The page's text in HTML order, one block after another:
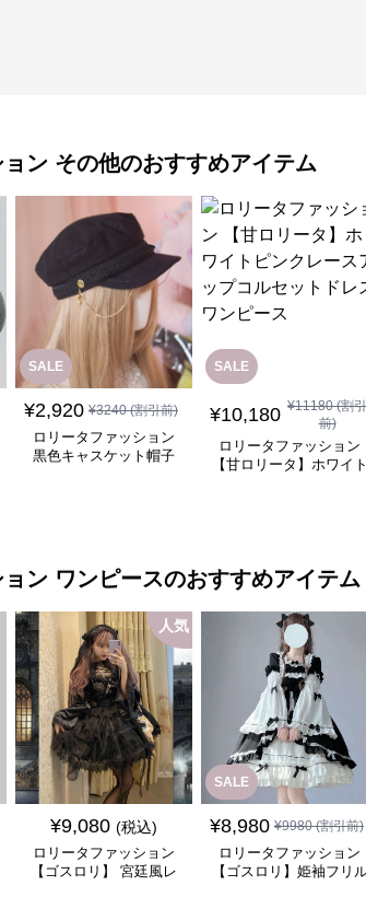
ン その他のおすすめアイテム
SALE
¥2,920 ¥3240(割引前)
ロリータファッション
黒色キャスケット帽子
SALE
¥10,180 ¥11180(割引
前)
ロリータファッション
【甘ロリータ】ホワイト
ン ワンピースのおすすめアイテム
人気
¥9,080 (税込)
ロリータファッション
【ゴスロリ】 宮廷風レ
SALE
¥8,980 ¥9980(割引前)
ロリータファッション
【ゴスロリ】姫袖フリ